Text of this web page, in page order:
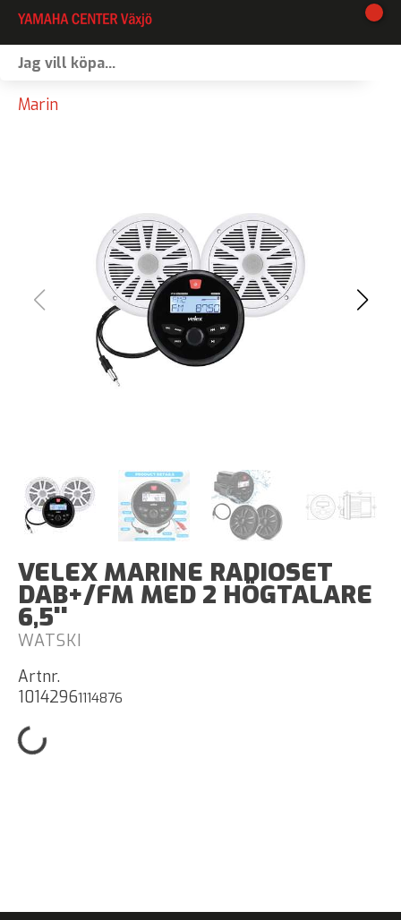
Våra varumärken
Marin
VELEX MARINE RADIOSET
DAB+/FM MED 2 HÖGTALARE
6,5''
WATSKI
Artnr.
10142961114876